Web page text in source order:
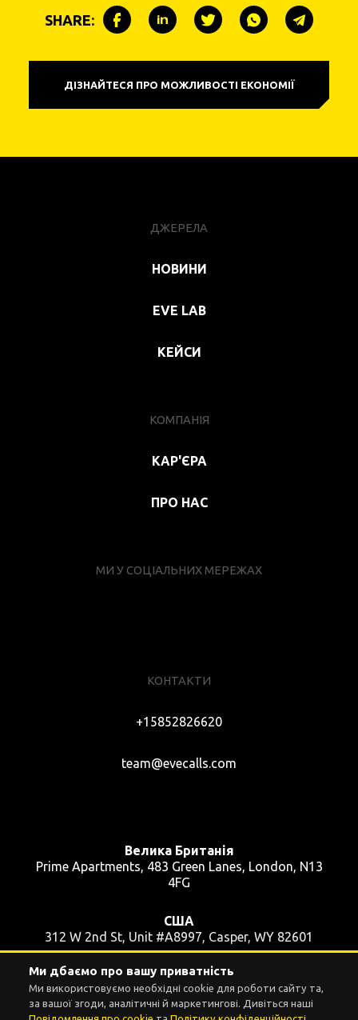
SHARE:
ДІЗНАЙТЕСЯ ПРО МОЖЛИВОСТІ ЕКОНОМІЇ
ДЖЕРЕЛА
НОВИНИ
EVE LAB
КЕЙСИ
КОМПАНІЯ
КАР'ЄРА
ПРО НАС
МИ У СОЦІАЛЬНИХ МЕРЕЖАХ
КОНТАКТИ
+15852826620
team@evecalls.com
Велика Британія
Prime Apartments, 483 Green Lanes, London, N13
4FG
США
312 W 2nd St, Unit #A8997, Casper, WY 82601
Україна
вул. Пушкінська, 39, кв. 48, Київ, 01004
Ми дбаємо про вашу приватність
Ми використовуємо необхідні cookie для роботи сайту та,
за вашої згоди, аналітичні й маркетингові. Дивіться наші